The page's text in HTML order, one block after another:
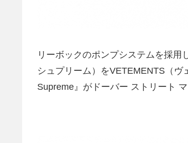
リーボックのポンプシステムを採
シュプリーム）をVETEMENTS（
Supreme』がドーバー ストリート